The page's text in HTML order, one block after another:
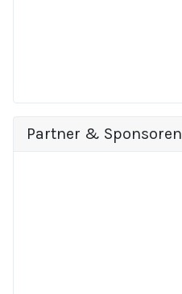
Partner & Sponsoren